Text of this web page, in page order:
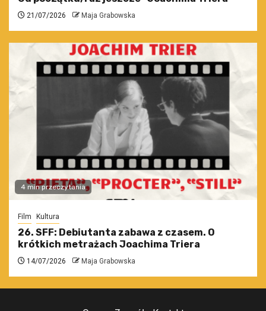
21/07/2026 Maja Grabowska
4 min przeczytania
Film Kultura
26. SFF: Debiutanta zabawa z czasem. O
krótkich metrażach Joachima Triera
14/07/2026 Maja Grabowska